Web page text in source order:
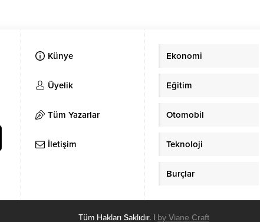
Künye
Üyelik
Tüm Yazarlar
İletişim
Ekonomi
Eğitim
Otomobil
Teknoloji
Burçlar
Tüm Hakları Saklıdır. | by Viane Craft